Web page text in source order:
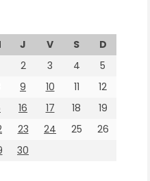
J V S
D
2 3 4
5
9 10 11
12
16 17 18
19
23 24 25
26
30